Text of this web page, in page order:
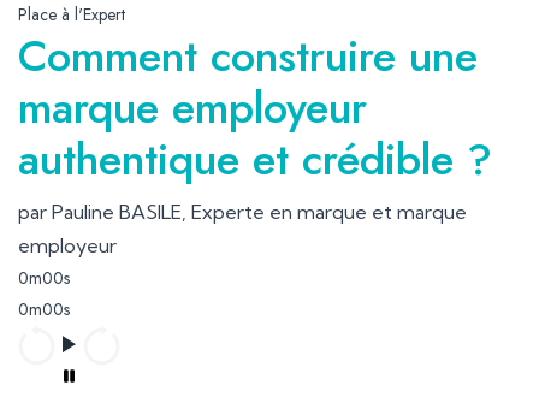
Place à l'Expert
Comment construire une
marque employeur
authentique et crédible ?
par Pauline BASILE, Experte en marque et marque
employeur
0m00s
0m00s